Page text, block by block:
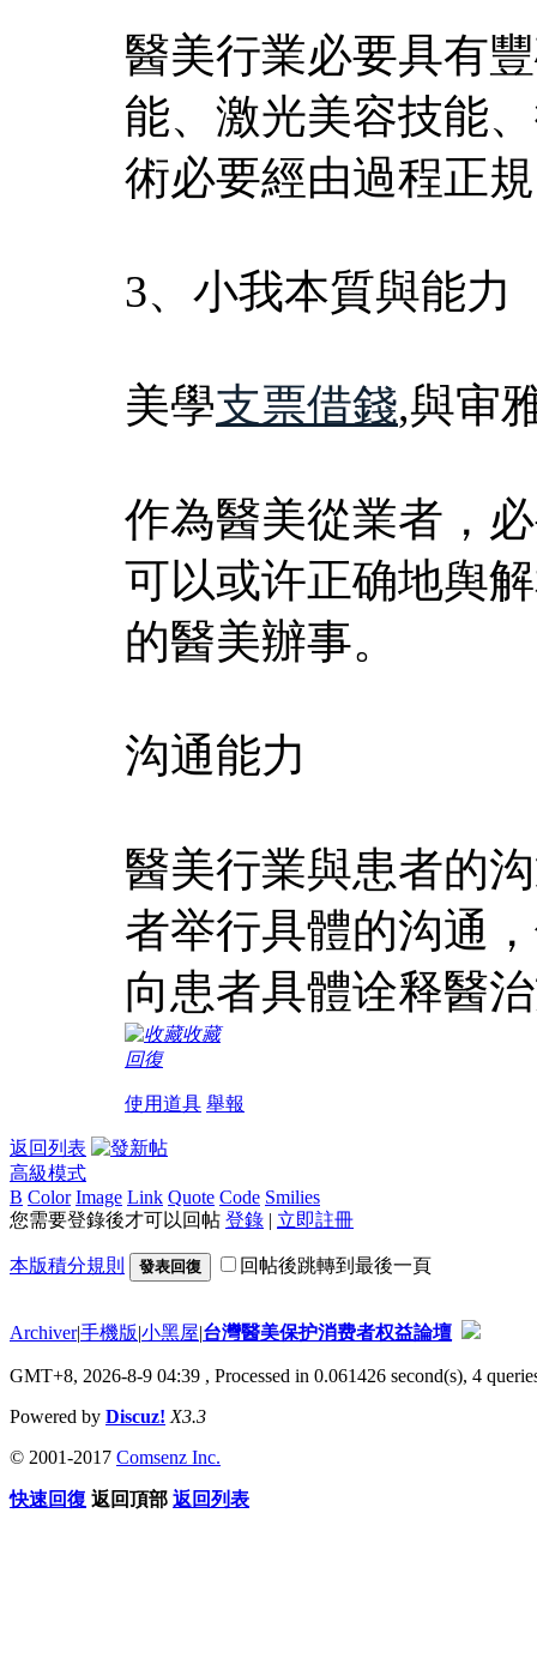
醫美行業必要具有
能、激光美容技能
術必要經由過程正
3、小我本質與能力
美學支票借錢,與审
作為醫美從業者，
可以或许正确地舆
的醫美辦事。
沟通能力
醫美行業與患者的
者举行具體的沟通
向患者具體诠释醫
收藏
回復
使用道具 舉報
返回列表
高級模式
B Color Image Link Quote Code Smilies
您需要登錄後才可以回帖 登錄 | 立即註冊
本版積分規則 發表回復 回帖後跳轉到最後一頁
Archiver|手機版|小黑屋|台灣醫美保护消费者权益論壇
GMT+8, 2026-8-9 04:39 , Processed in 0.061426 second(s), 4
Powered by Discuz! X3.3
© 2001-2017 Comsenz Inc.
快速回復 返回頂部 返回列表